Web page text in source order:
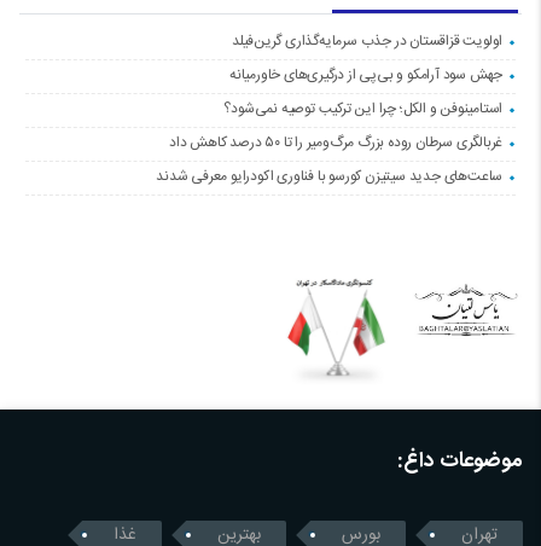
اولویت قزاقستان در جذب سرمایه‌گذاری گرین‌فیلد
جهش سود آرامکو و بی‌پی از درگیری‌های خاورمیانه
استامینوفن و الکل؛ چرا این ترکیب توصیه نمی‌شود؟
غربالگری سرطان روده بزرگ مرگ‌ومیر را تا ۵۰ درصد کاهش داد
ساعت‌های جدید سیتیزن کورسو با فناوری اکودرایو معرفی شدند
موضوعات داغ:
تهران بورس بهترین غذا